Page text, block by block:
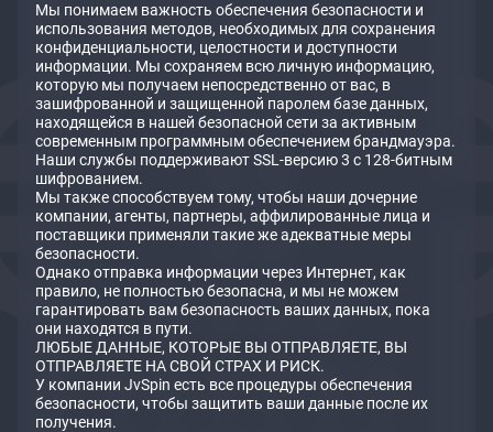
Мы понимаем важность обеспечения безопасности и
использования методов, необходимых для сохранения
конфиденциальности, целостности и доступности
информации. Мы сохраняем всю личную информацию,
которую мы получаем непосредственно от вас, в
зашифрованной и защищенной паролем базе данных,
находящейся в нашей безопасной сети за активным
современным программным обеспечением брандмауэра.
Наши службы поддерживают SSL-версию 3 с 128-битным
шифрованием.
Мы также способствуем тому, чтобы наши дочерние
компании, агенты, партнеры, аффилированные лица и
поставщики применяли такие же адекватные меры
безопасности.
Однако отправка информации через Интернет, как
правило, не полностью безопасна, и мы не можем
гарантировать вам безопасность ваших данных, пока
они находятся в пути.
ЛЮБЫЕ ДАННЫЕ, КОТОРЫЕ ВЫ ОТПРАВЛЯЕТЕ, ВЫ
ОТПРАВЛЯЕТЕ НА СВОЙ СТРАХ И РИСК.
У компании JvSpin есть все процедуры обеспечения
безопасности, чтобы защитить ваши данные после их
получения.